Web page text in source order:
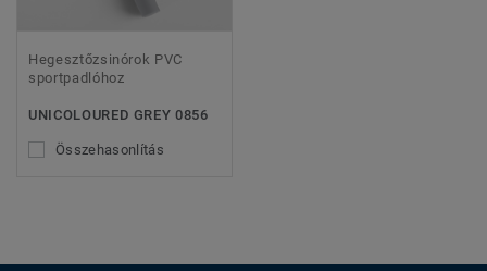
Hegesztőzsinórok PVC
sportpadlóhoz
UNICOLOURED GREY 0856
Összehasonlítás